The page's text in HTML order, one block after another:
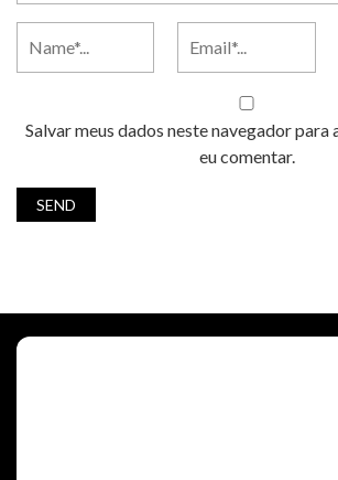
Salvar meus dados neste navegador para
eu comentar.